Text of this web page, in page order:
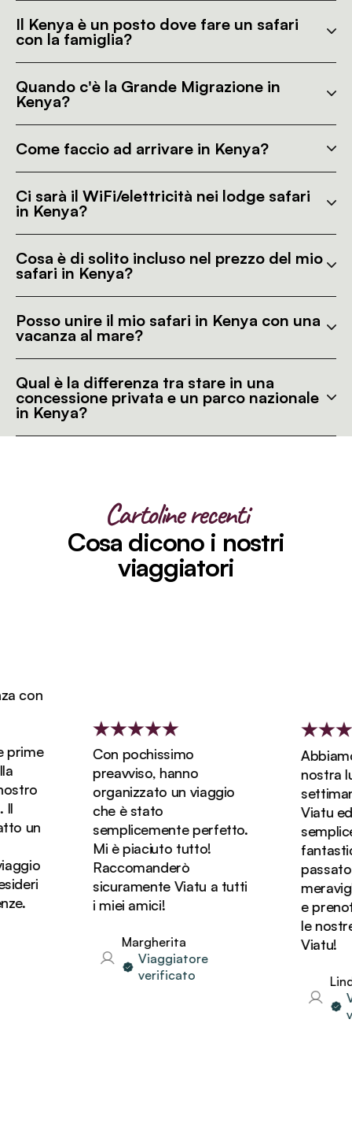
Il Kenya è un posto dove fare un safari
con la famiglia?
Quando c'è la Grande Migrazione in
Kenya?
Come faccio ad arrivare in Kenya?
Ci sarà il WiFi/elettricità nei lodge safari
in Kenya?
Cosa è di solito incluso nel prezzo del mio
safari in Kenya?
Posso unire il mio safari in Kenya con una
vacanza al mare?
Qual è la differenza tra stare in una
concessione privata e un parco nazionale
in Kenya?
Cartoline recenti
Cosa dicono i nostri
viaggiatori
con
un
Con pochissimo
preavviso, hanno
organizzato un viaggio
che è stato
semplicemente perfetto.
Mi è piaciuto tutto!
Raccomanderò
sicuramente Viatu a tutti
i miei amici!
Margherita
Viaggiatore
verificato
Abbiamo
nostra
Viatu ed
passato
e
le nostre
Viatu!
Linda